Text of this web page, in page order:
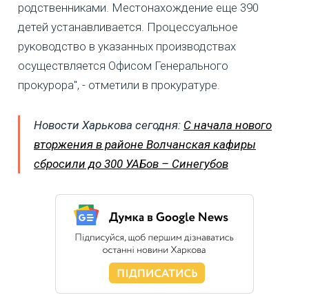
родственниками. Местонахождение еще 390
детей устанавливается. Процессуальное
руководство в указанных производствах
осуществляется Офисом Генерального
прокурора", - отметили в прокуратуре.
Новости Харькова сегодня: С начала нового
вторжения в районе Волчанская кафиры
сбросили до 300 УАБов – Синегубов